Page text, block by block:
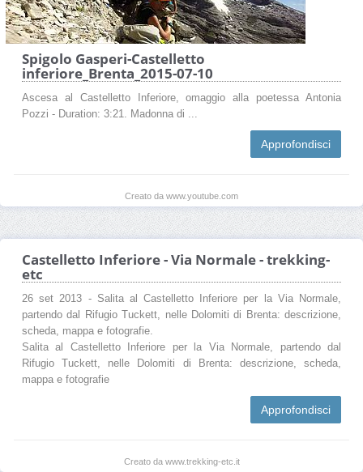
Spigolo Gasperi-Castelletto
inferiore_Brenta_2015-07-10
Ascesa al Castelletto Inferiore, omaggio alla poetessa Antonia
Pozzi - Duration: 3:21. Madonna di ...
Approfondisci
Creato da www.youtube.com
Castelletto Inferiore - Via Normale - trekking-
etc
26 set 2013 - Salita al Castelletto Inferiore per la Via Normale,
partendo dal Rifugio Tuckett, nelle Dolomiti di Brenta: descrizione,
scheda, mappa e fotografie.
Salita al Castelletto Inferiore per la Via Normale, partendo dal
Rifugio Tuckett, nelle Dolomiti di Brenta: descrizione, scheda,
mappa e fotografie
Approfondisci
Creato da www.trekking-etc.it